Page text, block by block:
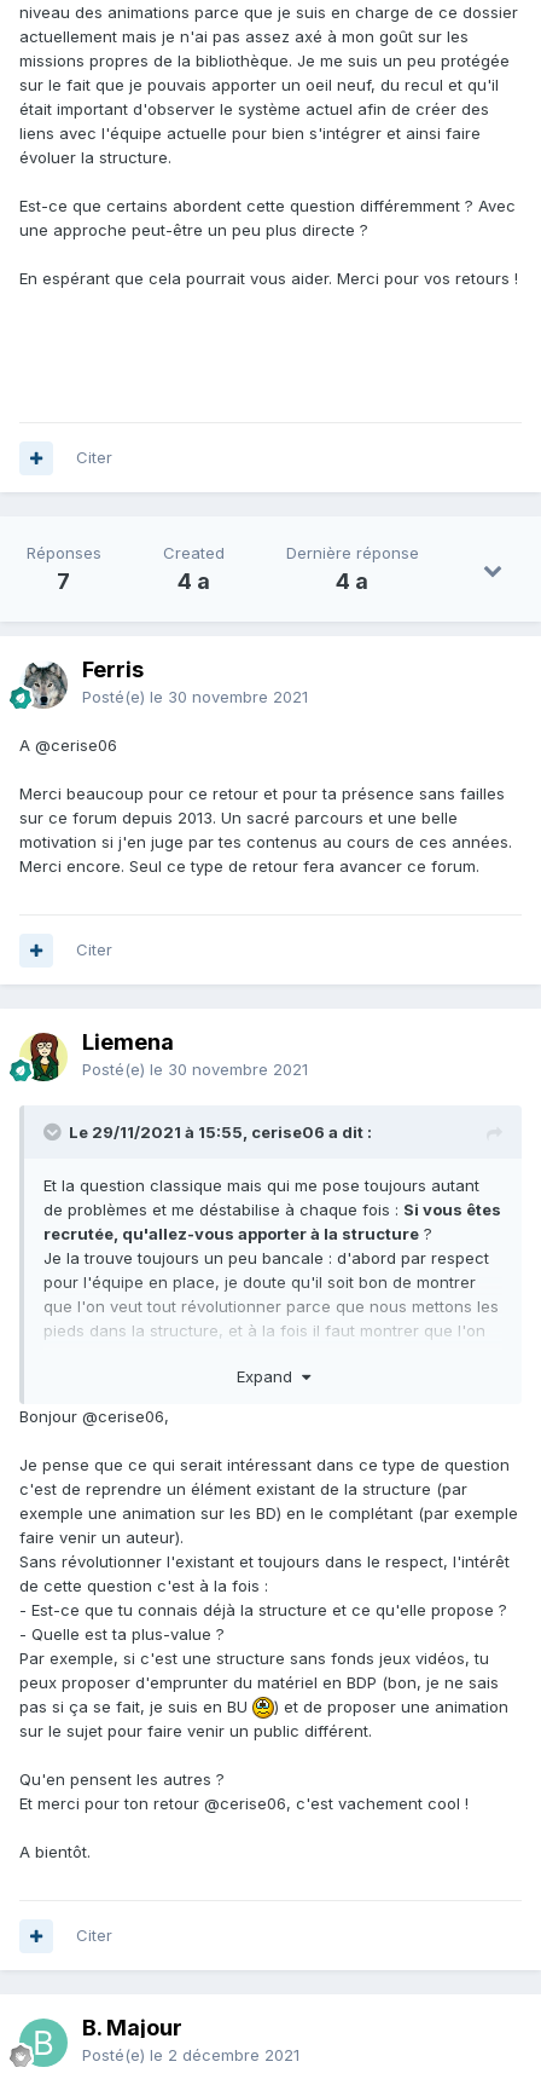
niveau des animations parce que je suis en charge de ce dossier
actuellement mais je n'ai pas assez axé à mon goût sur les
missions propres de la bibliothèque. Je me suis un peu protégée
sur le fait que je pouvais apporter un oeil neuf, du recul et qu'il
était important d'observer le système actuel afin de créer des
liens avec l'équipe actuelle pour bien s'intégrer et ainsi faire
évoluer la structure.
Est-ce que certains abordent cette question différemment ? Avec
une approche peut-être un peu plus directe ?
En espérant que cela pourrait vous aider. Merci pour vos retours !
Citer
Réponses
7
Created
4 a
Dernière réponse
4 a
Ferris
Posté(e) le 30 novembre 2021
A @cerise06
Merci beaucoup pour ce retour et pour ta présence sans failles
sur ce forum depuis 2013. Un sacré parcours et une belle
motivation si j'en juge par tes contenus au cours de ces années.
Merci encore. Seul ce type de retour fera avancer ce forum.
Citer
Liemena
Posté(e) le 30 novembre 2021
Le 29/11/2021 à 15:55, cerise06 a dit :
Et la question classique mais qui me pose toujours autant
de problèmes et me déstabilise à chaque fois : Si vous êtes
recrutée, qu'allez-vous apporter à la structure ?
Je la trouve toujours un peu bancale : d'abord par respect
pour l'équipe en place, je doute qu'il soit bon de montrer
que l'on veut tout révolutionner parce que nous mettons les
pieds dans la structure, et à la fois il faut montrer que l'on
je n'étais pas vraiment détendue et j'ai buggée
J'ai joué sur le fait que je pouvais apporter pas mal d'idées
ce dossier actuellement mais je n'ai pas assez axé à mon
goût sur les missions propres de la bibliothèque. Je me suis
un peu protégée sur le fait que je pouvais apporter un oeil
neuf, du recul et qu'il était important d'observer le système
actuel afin de créer des liens avec l'équipe actuelle pour
bien s'intégrer et ainsi faire évoluer la structure.
Expand
Bonjour @cerise06,
Je pense que ce qui serait intéressant dans ce type de question
c'est de reprendre un élément existant de la structure (par
exemple une animation sur les BD) en le complétant (par exemple
faire venir un auteur).
Sans révolutionner l'existant et toujours dans le respect, l'intérêt
de cette question c'est à la fois :
- Est-ce que tu connais déjà la structure et ce qu'elle propose ?
- Quelle est ta plus-value ?
Par exemple, si c'est une structure sans fonds jeux vidéos, tu
peux proposer d'emprunter du matériel en BDP (bon, je ne sais
pas si ça se fait, je suis en BU
) et de proposer une animation
sur le sujet pour faire venir un public différent.
Qu'en pensent les autres ?
Et merci pour ton retour @cerise06, c'est vachement cool !
A bientôt.
Citer
B. Majour
Posté(e) le 2 décembre 2021